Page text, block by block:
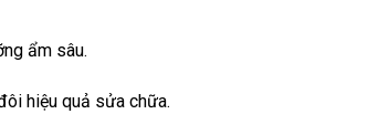
ẩm sâu.
hiệu quả sửa chữa.